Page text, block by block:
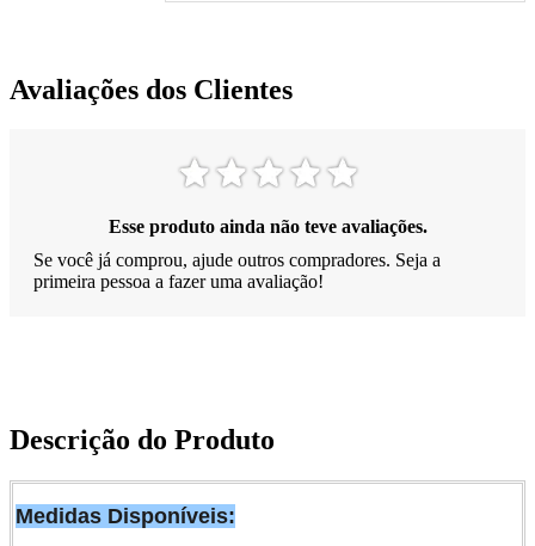
Avaliações dos Clientes
Esse produto ainda não teve avaliações.
Se você já comprou, ajude outros compradores. Seja a
primeira pessoa a fazer uma avaliação!
Descrição do Produto
Medidas Disponíveis: